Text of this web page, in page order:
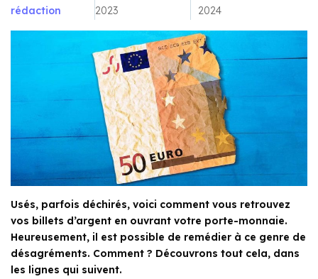
rédaction
2023
2024
Usés, parfois déchirés, voici comment vous retrouvez
vos billets d’argent en ouvrant votre porte-monnaie.
Heureusement, il est possible de remédier à ce genre de
désagréments. Comment ? Découvrons tout cela, dans
les lignes qui suivent.